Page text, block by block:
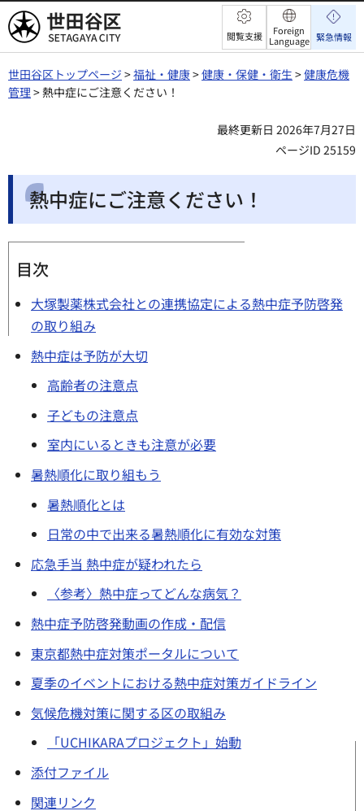
世田谷区 閲覧支援
Foreign
Language 緊急情報
世田谷区トップページ >福祉・健康>健康・保健・衛生 >健康危機
管理> 熱中症にご注意ください！
最終更新日 2026年7月27日
ページID 25159
熱中症にご注意ください！
目次
大塚製薬株式会社との連携協定による熱中症予防啓発
の取り組み
熱中症は予防が大切
高齢者の注意点
子どもの注意点
室内にいるときも注意が必要
暑熱順化に取り組もう
暑熱順化とは
日常の中で出来る暑熱順化に有効な対策
応急手当 熱中症が疑われたら
〈参考〉熱中症ってどんな病気？
熱中症予防啓発動画の作成・配信
東京都熱中症対策ポータルについて
夏季のイベントにおける熱中症対策ガイドライン
気候危機対策に関する区の取組み
「UCHIKARAプロジェクト」始動
添付ファイル
関連リンク